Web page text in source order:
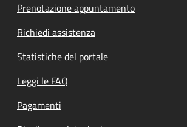
Prenotazione appuntamento
Richiedi assistenza
Statistiche del portale
Leggi le FAQ
Pagamenti